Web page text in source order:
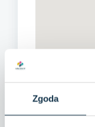
Zgoda